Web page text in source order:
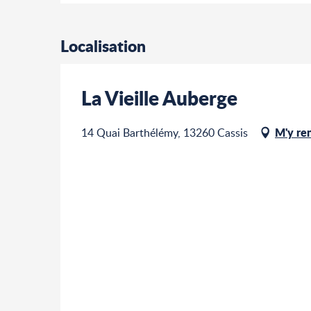
Localisation
La Vieille Auberge
14 Quai Barthélémy, 13260 Cassis M'y